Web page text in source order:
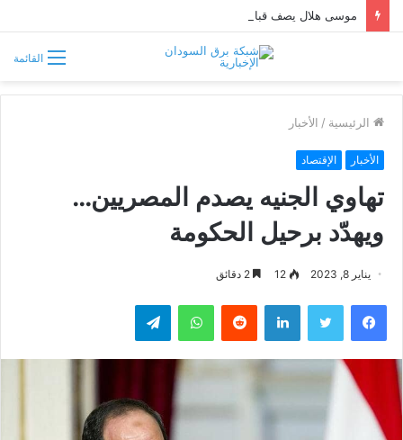
القائمة
الرئيسية / الأخبار
الأخبار الإقتصاد
تهاوي الجنيه يصدم المصريين…
ويهدّد برحيل الحكومة
يناير 8, 2023 12
فيسبوك تويتر لينكدإن واتساب تيلقرام